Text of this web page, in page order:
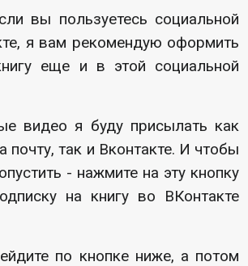
вы пользуетесь социальной
я вам рекомендую оформить
еще и в этой социальной
видео я буду присылать как
почту, так и Вконтакте. И чтобы
- нажмите на эту кнопку
на книгу во ВКонтакте
по кнопке ниже, а потом